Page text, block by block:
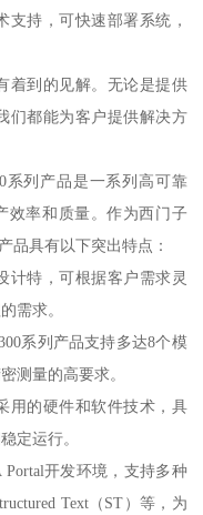
持，可快速部署系统，
着到的见解。无论是提供
们都能为客户提供解决方
列产品是一系列高可靠
效率和质量。作为西门子
品具有以下突出特点：
计特，可根据客户需求灵
需求。
系列产品支持多达8个模
测量的高要求。
用的硬件和软件技术，具
定运行。
开发环境，支持多种
Text（ST）等，为